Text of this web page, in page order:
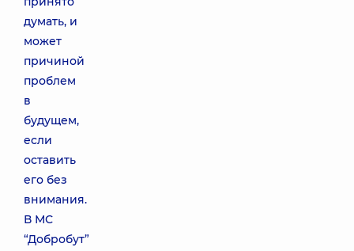
думать, и
может
причиной
проблем
в
будущем,
если
оставить
его без
внимания.
В МС
“Добробут”